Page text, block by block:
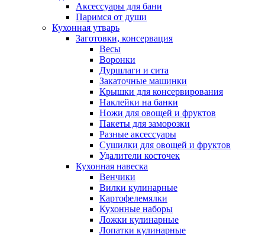
Аксессуары для бани
Паримся от души
Кухонная утварь
Заготовки, консервация
Весы
Воронки
Дуршлаги и сита
Закаточные машинки
Крышки для консервирования
Наклейки на банки
Ножи для овощей и фруктов
Пакеты для заморозки
Разные аксессуары
Сушилки для овощей и фруктов
Удалители косточек
Кухонная навеска
Венчики
Вилки кулинарные
Картофелемялки
Кухонные наборы
Ложки кулинарные
Лопатки кулинарные